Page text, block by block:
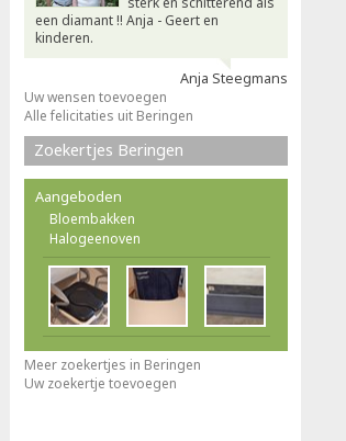
een diamant !! Anja - Geert en
kinderen.
Anja Steegmans
Uw wensen toevoegen
Alle felicitaties uit Beringen
Zoekertjes Beringen
Aangeboden
Bloembakken
Halogeenoven
Meer zoekertjes in Beringen
Uw zoekertje toevoegen